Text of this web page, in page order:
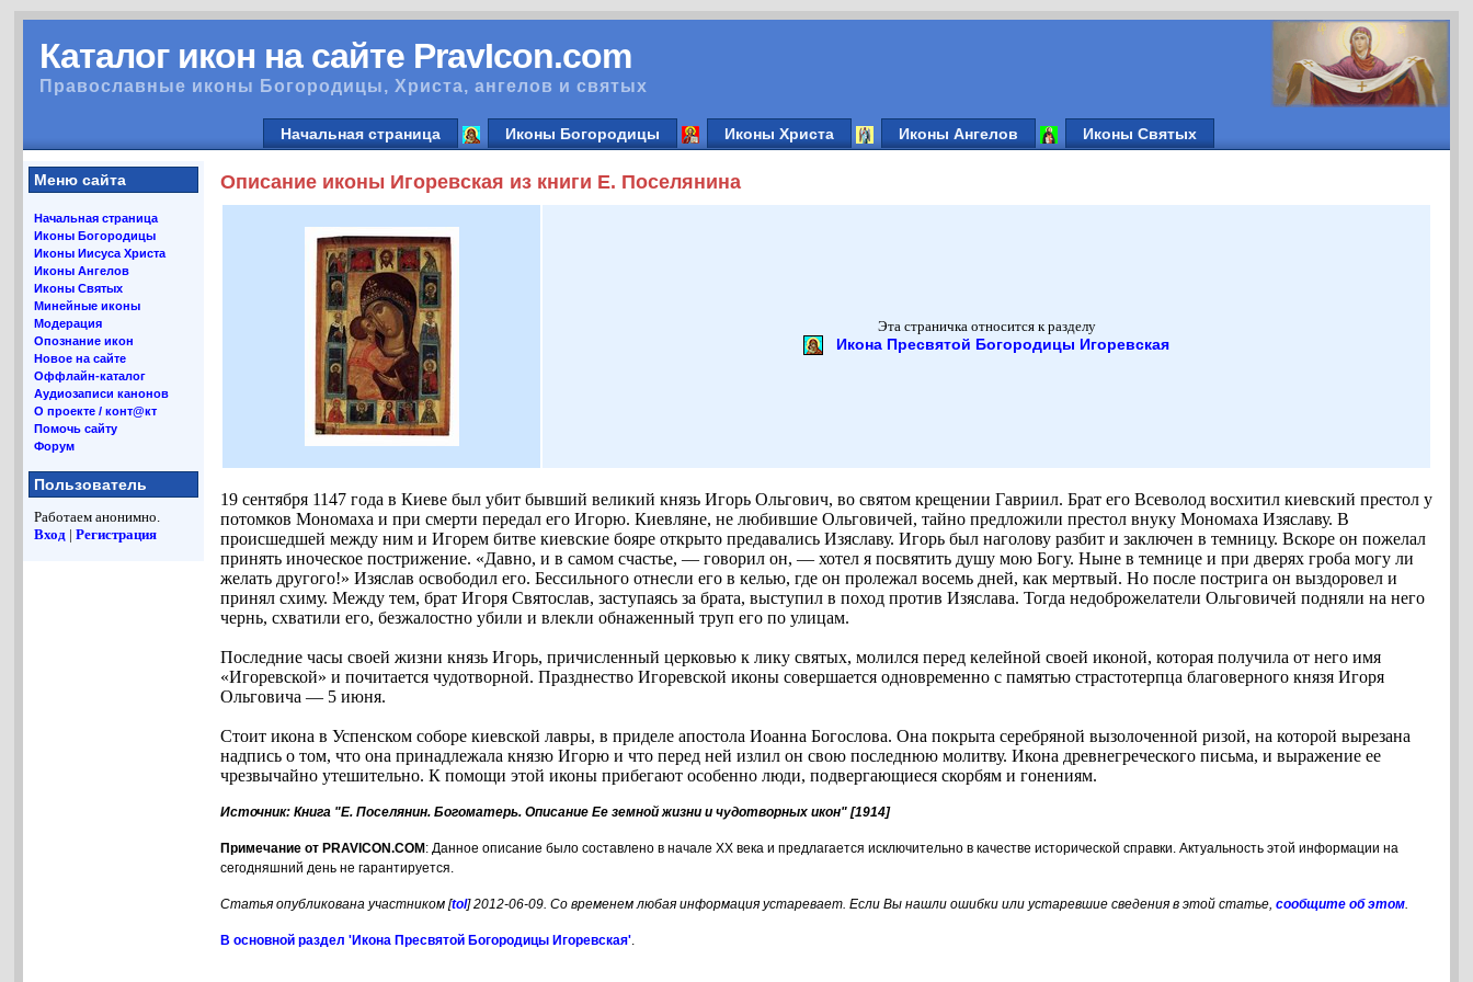
Каталог икон на сайте PravIcon.com
Православные иконы Богородицы, Христа, ангелов и святых
Начальная страница Иконы Богородицы Иконы Христа Иконы Ангелов Иконы Святых
Меню сайта
Начальная страница
Иконы Богородицы
Иконы Иисуса Христа
Иконы Ангелов
Иконы Святых
Минейные иконы
Модерация
Опознание икон
Новое на сайте
Оффлайн-каталог
Аудиозаписи канонов
О проекте / конт@кт
Помочь сайту
Форум
Пользователь
Работаем анонимно.
Вход |Регистрация
Описание иконы Игоревская из книги Е. Поселянина
Эта страничка относится к разделу
Икона Пресвятой Богородицы Игоревская
19 сентября 1147 года в Киеве был убит бывший великий князь Игорь Ольгович, во святом крещении Гавриил. Брат его Всеволод восхитил киевский престол у
потомков Мономаха и при смерти передал его Игорю. Киевляне, не любившие Ольговичей, тайно предложили престол внуку Мономаха Изяславу. В
происшедшей между ним и Игорем битве киевские бояре открыто предавались Изяславу. Игорь был наголову разбит и заключен в темницу. Вскоре он пожелал
принять иноческое пострижение. «Давно, и в самом счастье, — говорил он, — хотел я посвятить душу мою Богу. Ныне в темнице и при дверях гроба могу ли
желать другого!» Изяслав освободил его. Бессильного отнесли его в келью, где он пролежал восемь дней, как мертвый. Но после пострига он выздоровел и
принял схиму. Между тем, брат Игоря Святослав, заступаясь за брата, выступил в поход против Изяслава. Тогда недоброжелатели Ольговичей подняли на него
чернь, схватили его, безжалостно убили и влекли обнаженный труп его по улицам.
Последние часы своей жизни князь Игорь, причисленный церковью к лику святых, молился перед келейной своей иконой, которая получила от него имя
«Игоревской» и почитается чудотворной. Празднество Игоревской иконы совершается одновременно с памятью страстотерпца благоверного князя Игоря
Ольговича — 5 июня.
Стоит икона в Успенском соборе киевской лавры, в приделе апостола Иоанна Богослова. Она покрыта серебряной вызолоченной ризой, на которой вырезана
надпись о том, что она принадлежала князю Игорю и что перед ней излил он свою последнюю молитву. Икона древнегреческого письма, и выражение ее
чрезвычайно утешительно. К помощи этой иконы прибегают особенно люди, подвергающиеся скорбям и гонениям.
Источник: Книга "Е. Поселянин. Богоматерь. Описание Ее земной жизни и чудотворных икон" [1914]
Примечание от PRAVICON.COM : Данное описание было составлено в начале XX века и предлагается исключительно в качестве исторической справки. Актуальность этой информации на
сегодняшний день не гарантируется.
Статья опубликована участником [tol] 2012-06-09. Со временем любая информация устаревает. Если Вы нашли ошибки или устаревшие сведения в этой статье,сообщите об этом.
В основной раздел 'Икона Пресвятой Богородицы Игоревская'.